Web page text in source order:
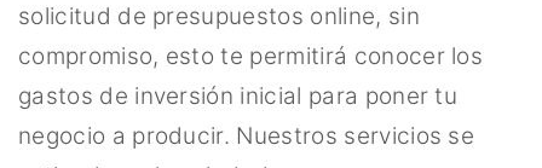
solicitud de presupuestos online, sin
compromiso, esto te permitirá conocer los
gastos de inversión inicial para poner tu
negocio a producir. Nuestros servicios se